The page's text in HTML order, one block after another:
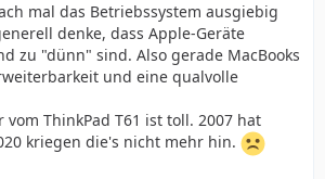
mal das Betriebssystem ausgiebig
denke, dass Apple-Geräte
zu "dünn" sind. Also gerade MacBooks
und eine qualvolle
vom ThinkPad T61 ist toll. 2007 hat
kriegen die's nicht mehr hin.